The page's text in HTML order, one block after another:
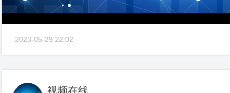
2023-05-29 22:02
视频在线